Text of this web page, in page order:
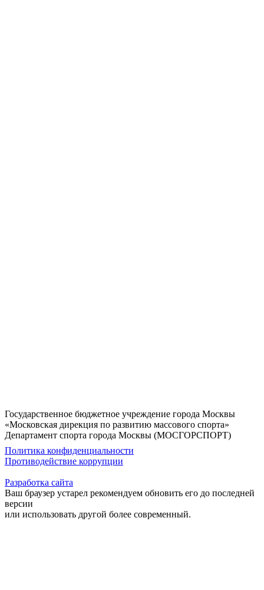
Государственное бюджетное учреждение города Москвы
«Московская дирекция по развитию массового спорта»
Департамент спорта города Москвы (МОСГОРСПОРТ)
Политика конфиденциальности
Противодействие коррупции
Разработка сайта
Ваш браузер устарел рекомендуем обновить его до последней
версии
или использовать другой более современный.